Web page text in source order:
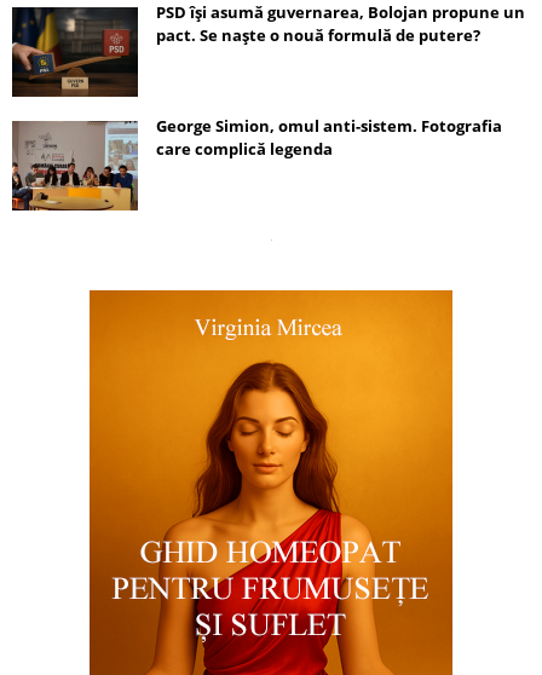
PSD își asumă guvernarea, Bolojan propune un
pact. Se naște o nouă formulă de putere?
George Simion, omul anti-sistem. Fotografia
care complică legenda